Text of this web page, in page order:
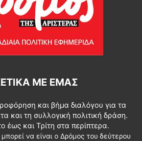
ΜΕ ΕΜΆΣ
και βήμα διαλόγου για τα
και τη συλλογική πολιτική δράση.
έως και Τρίτη στα περίπτερα.
μπορεί να είναι ο Δρόμος του δεύτερου